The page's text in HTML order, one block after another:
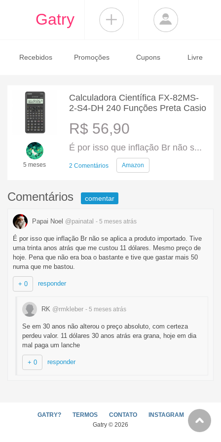
Gatry
Recebidos Promoções Cupons Livre
5 meses
Calculadora Científica FX-82MS-
2-S4-DH 240 Funções Preta Casio
R$ 56,90
É por isso que inflação Br não s...
2 Comentários Amazon
Comentários comentar
Papai Noel @painatal - 5 meses atrás
É por isso que inflação Br não se aplica a produto importado. Tive
uma trinta anos atrás que me custou 11 dólares. Mesmo preço de
hoje. Pena que não era boa o bastante e tive que gastar mais 50
numa que me bastou.
+ 0 responder
RK @rmkleber - 5 meses atrás
Se em 30 anos não alterou o preço absoluto, com certeza
perdeu valor. 11 dólares 30 anos atrás era grana, hoje em dia
mal paga um lanche
+ 0 responder
GATRY? TERMOS CONTATO
INSTAGRAM
Gatry © 2026